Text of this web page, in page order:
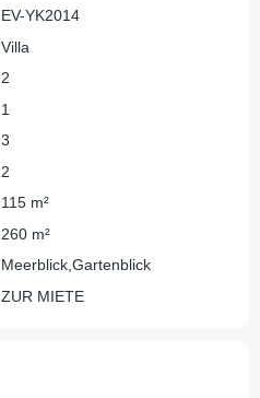
EV-YK2014
Villa
2
1
3
2
115 m²
260 m²
Meerblick,Gartenblick
ZUR MIETE